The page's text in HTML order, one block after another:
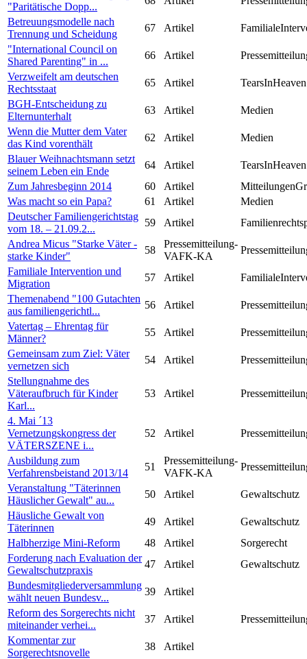
"Paritätische Dopp...
Betreuungsmodelle nach
Trennung und Scheidung
67 Artikel
"International Council on
Shared Parenting" in ...
66 Artikel
Verzweifelt am deutschen
Rechtsstaat
65 Artikel
TearsInHeaven
BGH-Entscheidung zu
Elternunterhalt
63 Artikel
Medien
Wenn die Mutter dem Vater
das Kind vorenthält
62 Artikel
Medien
Blauer Weihnachtsmann setzt
seinem Leben ein Ende
64 Artikel
TearsInHeaven
Zum Jahresbeginn 2014
60 Artikel
Was macht so ein Papa?
61 Artikel
Medien
Deutscher Familiengerichtstag
vom 18. – 21.09.2...
59 Artikel
Andrea Micus "Starke Väter -
starke Kinder"
58
Pressemitteilung-
VAFK-KA
Familiale Intervention und
Migration
57 Artikel
Themenabend "100 Gutachten
aus familiengerichtl...
56 Artikel
Vatertag – Ehrentag für
Männer?
55 Artikel
Gemeinsam zum Ziel: Väter
vernetzen sich
54 Artikel
Stellungnahme des
Väteraufbruch für Kinder
Karl...
53 Artikel
4. Mai ´13
Vernetzungskongress der
VÄTERSZENE i...
52 Artikel
Ausbildung zum
Verfahrensbeistand 2013/14
51
Pressemitteilung-
VAFK-KA
Veranstaltung "Täterinnen
Häuslicher Gewalt" au...
50 Artikel
Gewaltschutz
Häusliche Gewalt von
Täterinnen
49 Artikel
Gewaltschutz
Halbherzige Mini-Reform
48 Artikel
Sorgerecht
Forderung nach Evaluation der
Gewaltschutzpraxis
47 Artikel
Gewaltschutz
Bundesmitgliederversammlung
wählt neuen Bundesv...
39
Artikel
Reform des Sorgerechts nicht
miteinander verhei...
37 Artikel
Kommentar zur
Sorgerechtsnovelle
38
Artikel